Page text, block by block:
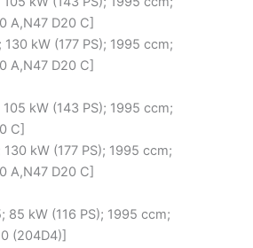
A,N47 D20 C]
kW (177 PS); 1995 ccm;
A,N47 D20 C]
kW (143 PS); 1995 ccm;
C]
kW (177 PS); 1995 ccm;
A,N47 D20 C]
kW (116 PS); 1995 ccm;
(204D4)]